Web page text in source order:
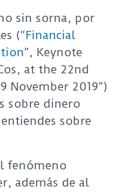
sin sorna, por
(“Financial
”, Keynote
at the 22nd
November 2019”)
sobre dinero
sobre
fenómeno
además de al